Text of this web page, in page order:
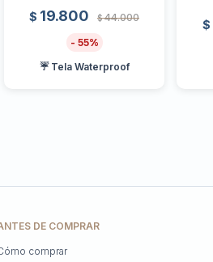
$ 19.800 $ 44.000
55
☔ Tela Waterproof
$
DE COMPRAR
comprar